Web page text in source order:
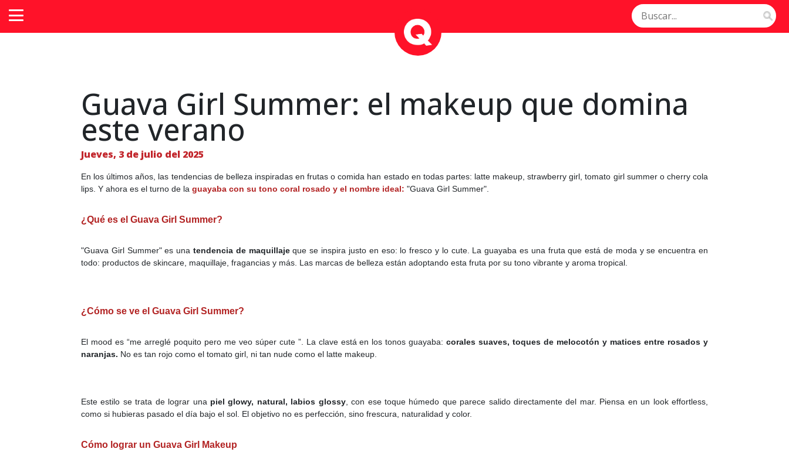
Guava Girl Summer: el makeup que domina
este verano
Jueves, 3 de julio del 2025
En los últimos años, las tendencias de belleza inspiradas en frutas o comida han estado en todas partes: latte makeup, strawberry girl, tomato girl summer o cherry cola
lips. Y ahora es el turno de la guayaba con su tono coral rosado y el nombre ideal: "Guava Girl Summer".
¿Qué es el Guava Girl Summer?
"Guava Girl Summer" es unatendencia de maquillajeque se inspira justo en eso: lo fresco y lo cute. La guayaba es una fruta que está de moda y se encuentra en
todo: productos de skincare, maquillaje, fragancias y más. Las marcas de belleza están adoptando esta fruta por su tono vibrante y aroma tropical.
¿Cómo se ve el Guava Girl Summer?
El mood es “me arreglé poquito pero me veo súper cute ”. La clave está en los tonos guayaba:corales suaves, toques de melocotón y matices entre rosados y
naranjas. No es tan rojo como el tomato girl, ni tan nude como el latte makeup.
Este estilo se trata de lograr una piel glowy, natural, labios glossy, con ese toque húmedo que parece salido directamente del mar. Piensa en un look effortless,
como si hubieras pasado el día bajo el sol. El objetivo no es perfección, sino frescura, naturalidad y color.
Cómo lograr un Guava Girl Makeup